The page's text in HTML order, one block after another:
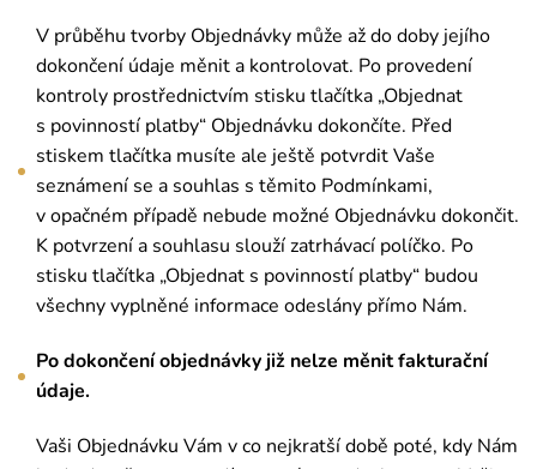
V průběhu tvorby Objednávky může až do doby jejího
dokončení údaje měnit a kontrolovat. Po provedení
kontroly prostřednictvím stisku tlačítka „Objednat
s povinností platby“ Objednávku dokončíte. Před
stiskem tlačítka musíte ale ještě potvrdit Vaše
seznámení se a souhlas s těmito Podmínkami,
v opačném případě nebude možné Objednávku dokončit.
K potvrzení a souhlasu slouží zatrhávací políčko. Po
stisku tlačítka „Objednat s povinností platby“ budou
všechny vyplněné informace odeslány přímo Nám.
Po dokončení objednávky již nelze měnit fakturační
údaje.
Vaši Objednávku Vám v co nejkratší době poté, kdy Nám